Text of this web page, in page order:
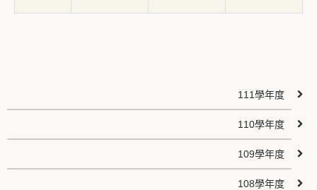
111學年度
110學年度
109學年度
108學年度